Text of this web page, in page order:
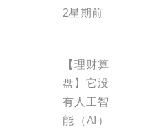
2星期前
【理财算
盘】它没
有人工智
能（AI）